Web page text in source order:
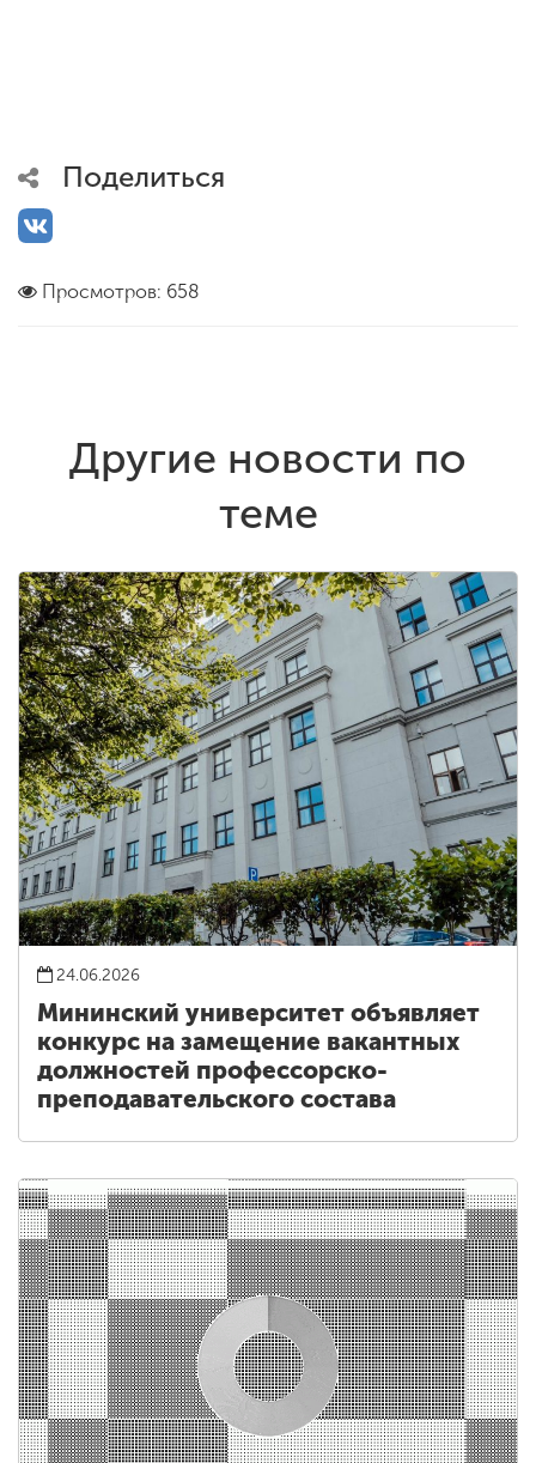
Поделиться
Просмотров: 658
Другие новости по
теме
24.06.2026
Мининский университет объявляет
конкурс на замещение вакантных
должностей профессорско-
преподавательского состава